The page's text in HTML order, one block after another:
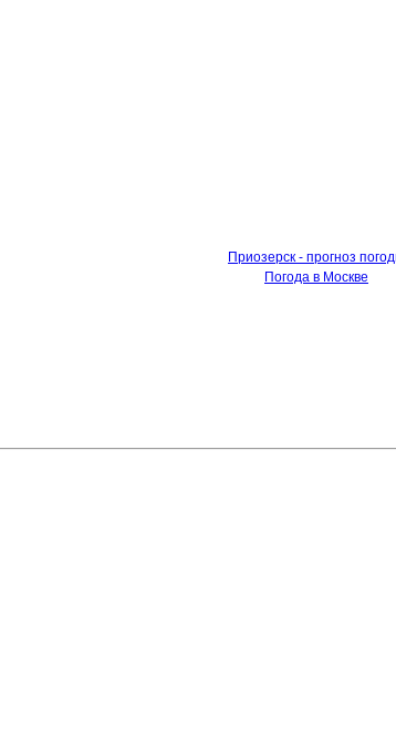
Приозерск - прогноз
Погода в Москве